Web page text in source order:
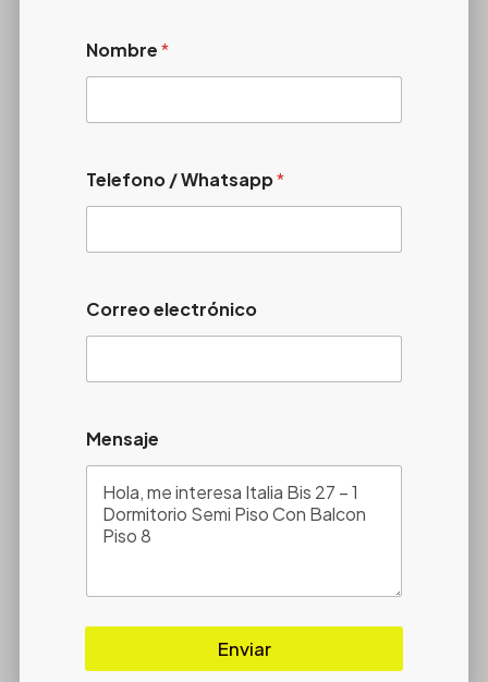
Nombre*
Telefono / Whatsapp*
Correo electrónico
Mensaje
Enviar